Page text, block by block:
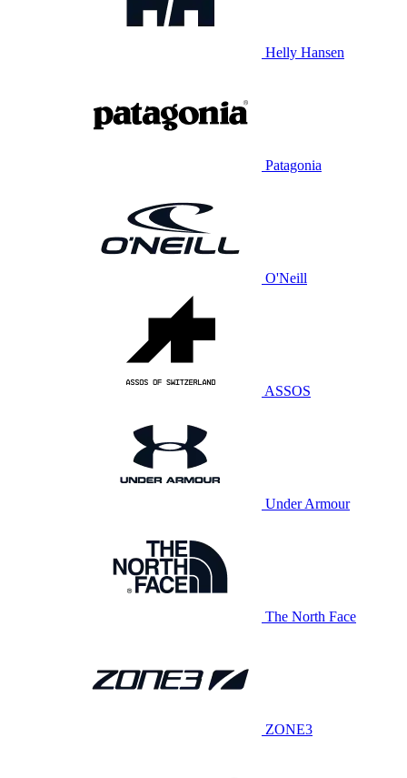
Helly Hansen
Patagonia
O'Neill
ASSOS
Under Armour
The North Face
ZONE3